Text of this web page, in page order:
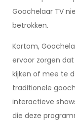
Goochelaar TV
betrokken.
Kortom,
ervoor zorgen
kijken of mee te
traditionele
interactieve
die deze